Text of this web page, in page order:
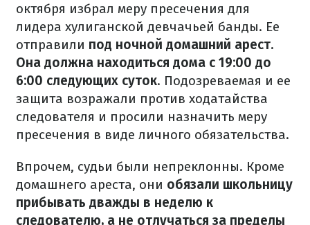
октября избрал меру пресечения для
лидера хулиганской девчачьей банды. Ее
отправили под ночной домашний арест.
Она должна находиться дома с 19:00 до
6:00 следующих суток. Подозреваемая и ее
защита возражали против ходатайства
следователя и просили назначить меру
пресечения в виде личного обязательства.
Впрочем, судьи были непреклонны. Кроме
домашнего ареста, они обязали школьницу
прибывать дважды в неделю к
следователю, а не отлучаться за пределы